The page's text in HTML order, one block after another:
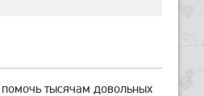
тысячам довольных